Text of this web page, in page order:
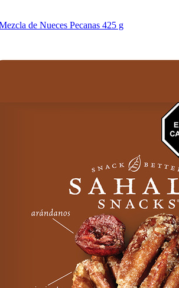
de Nueces Pecanas 425 g